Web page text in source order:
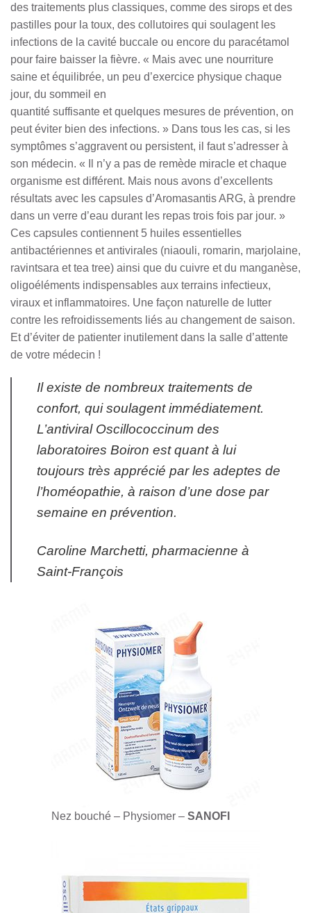
des traitements plus classiques, comme des sirops et des
pastilles pour la toux, des collutoires qui soulagent les
infections de la cavité buccale ou encore du paracétamol
pour faire baisser la fièvre. « Mais avec une nourriture
saine et équilibrée, un peu d’exercice physique chaque
jour, du sommeil en
quantité suffisante et quelques mesures de prévention, on
peut éviter bien des infections. » Dans tous les cas, si les
symptômes s’aggravent ou persistent, il faut s’adresser à
son médecin. « Il n’y a pas de remède miracle et chaque
organisme est différent. Mais nous avons d’excellents
résultats avec les capsules d’Aromasantis ARG, à prendre
dans un verre d’eau durant les repas trois fois par jour. »
Ces capsules contiennent 5 huiles essentielles
antibactériennes et antivirales (niaouli, romarin, marjolaine,
ravintsara et tea tree) ainsi que du cuivre et du manganèse,
oligoéléments indispensables aux terrains infectieux,
viraux et inflammatoires. Une façon naturelle de lutter
contre les refroidissements liés au changement de saison.
Et d’éviter de patienter inutilement dans la salle d’attente
de votre médecin !
Il existe de nombreux traitements de
confort, qui soulagent immédiatement.
L’antiviral Oscillococcinum des
laboratoires Boiron est quant à lui
toujours très apprécié par les adeptes de
l’homéopathie, à raison d’une dose par
semaine en prévention.
Caroline Marchetti, pharmacienne à
Saint-François
Nez bouché – Physiomer – SANOFI